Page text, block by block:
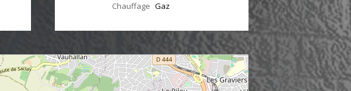
Chauffage Gaz